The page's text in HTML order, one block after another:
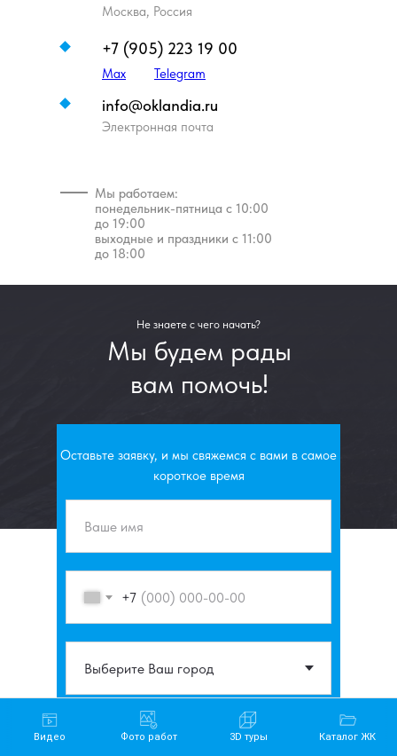
Наши менеджеры используют WhatsApp для
+7 (905) 223 19 00
Max Telegram
Мы работаем:
понедельник-пятница с 10:00
до 19:00
выходные и праздники с 11:00
до 18:00
info@oklandia.ru
Электронная почта
Москва, Россия
Не знаете с чего начать?
Мы будем рады
вам помочь!
Оставьте заявку, и мы свяжемся с вами в самое
короткое время
+7
Отправить
и соглашаетесь c политикой конфиденциальности
Видео Фото работ 3D туры Каталог ЖК